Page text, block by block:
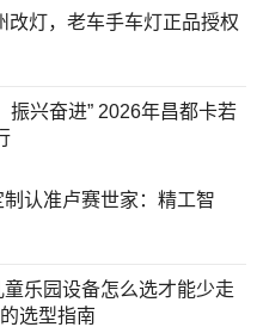
改灯，老车手车灯正品授权
振兴奋进” 2026年昌都卡若
认准卢赛世家：精工智
乐园设备怎么选才能少走
选型指南